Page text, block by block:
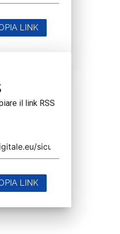
LINK
il link RSS
LINK